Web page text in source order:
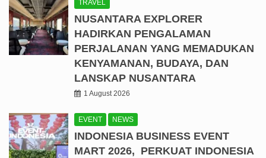
TRAVEL
NUSANTARA EXPLORER
HADIRKAN PENGALAMAN
PERJALANAN YANG MEMADUKAN
KENYAMANAN, BUDAYA, DAN
LANSKAP NUSANTARA
1 August 2026
EVENT NEWS
INDONESIA BUSINESS EVENT
MART 2026, PERKUAT INDONESIA